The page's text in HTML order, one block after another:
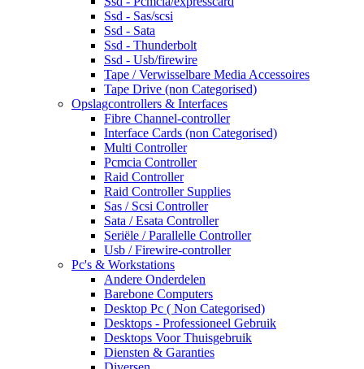
Ssd - Sas/scsi
Ssd - Sata
Ssd - Thunderbolt
Ssd - Usb/firewire
Tape / Verwisselbare Media Accessoires
Tape Drive (non Categorised)
Opslagcontrollers & Interfaces
Fibre Channel-controller
Interface Cards (non Categorised)
Multi Controller
Pcmcia Controller
Raid Controller
Raid Controller Supplies
Sas / Scsi Controller
Sata / Esata Controller
Seriële / Parallelle Controller
Usb / Firewire-controller
Pc's & Workstations
Andere Onderdelen
Barebone Computers
Desktop Pc ( Non Categorised)
Desktops - Professioneel Gebruik
Desktops Voor Thuisgebruik
Diensten & Garanties